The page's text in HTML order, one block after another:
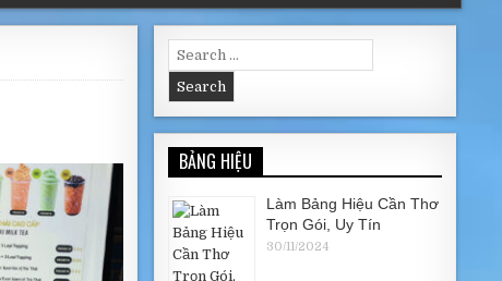
Search for:
BẢNG HIỆU
Làm Bảng Hiệu Cần Thơ
Trọn Gói, Uy Tín
30/11/2024